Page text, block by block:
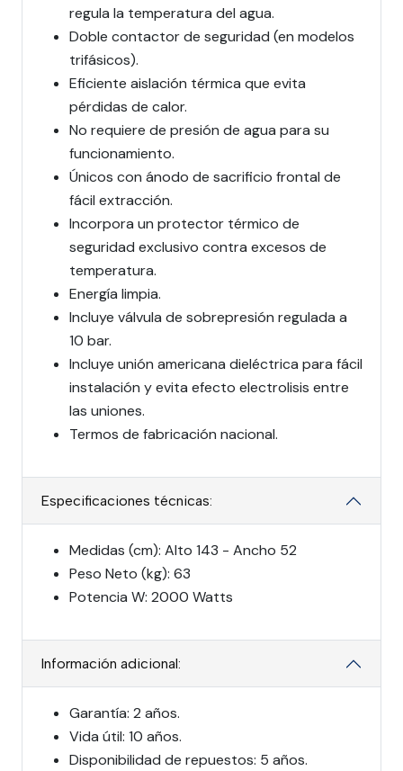
regula la temperatura del agua.
Doble contactor de seguridad (en modelos
trifásicos).
Eficiente aislación térmica que evita
pérdidas de calor.
No requiere de presión de agua para su
funcionamiento.
Únicos con ánodo de sacrificio frontal de
fácil extracción.
Incorpora un protector térmico de
seguridad exclusivo contra excesos de
temperatura.
Energía limpia.
Incluye válvula de sobrepresión regulada a
10 bar.
Incluye unión americana dieléctrica para fácil
instalación y evita efecto electrolisis entre
las uniones.
Termos de fabricación nacional.
Especificaciones técnicas:
Medidas (cm): Alto 143 - Ancho 52
Peso Neto (kg): 63
Potencia W: 2000 Watts
Información adicional:
Garantía: 2 años.
Vida útil: 10 años.
Disponibilidad de repuestos: 5 años.